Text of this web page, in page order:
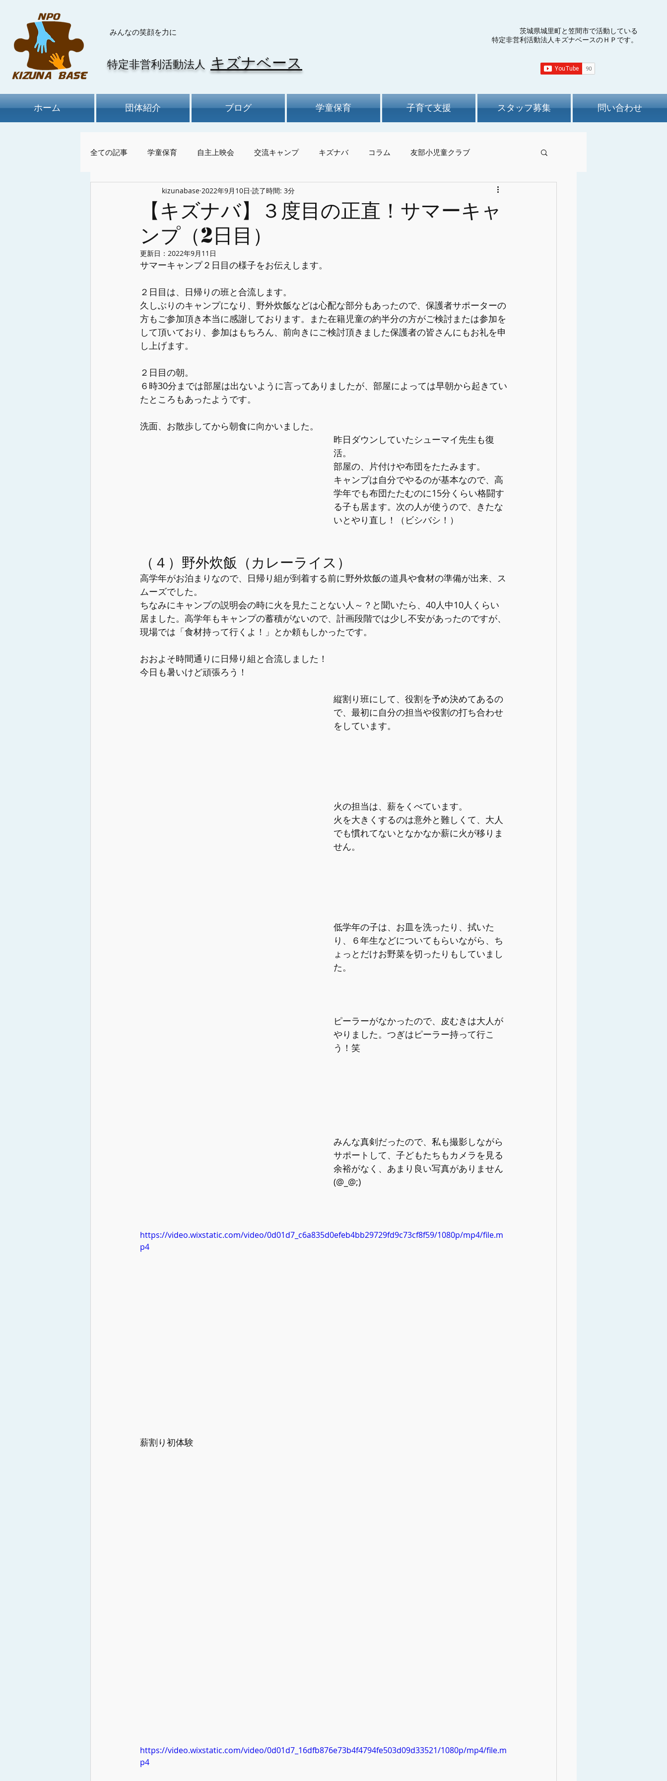
​みんなの笑顔を力に
特定非営利活動法人 キズナベース
茨城県城里町と笠間市で活動している
特定非営利活動法人キズナベースのＨＰです。
ホーム 団体紹介 ブログ 学童保育 子育て支援 スタッフ募集 問い合わせ
全ての記事 学童保育 自主上映会 交流キャンプ キズナバ コラム 友部小児童クラブ
けん玉、お別れ会、卒書式
【キズナバ】３度目の正直！サマーキャ
ンプ（2日目）
kizunabase 2022年9月10日 読了時間: 3分
更新日： 2022年9月11日
サマーキャンプ２日目の様子をお伝えします。
２日目は、日帰りの班と合流します。
久しぶりのキャンプになり、野外炊飯などは心配な部分もあったので、保護者サポーターの
方もご参加頂き本当に感謝しております。また在籍児童の約半分の方がご検討または参加を
して頂いており、参加はもちろん、前向きにご検討頂きました保護者の皆さんにもお礼を申
し上げます。
２日目の朝。
６時30分までは部屋は出ないように言ってありましたが、部屋によっては早朝から起きてい
たところもあったようです。
洗面、お散歩してから朝食に向かいました。
昨日ダウンしていたシューマイ先生も復
活。
部屋の、片付けや布団をたたみます。
キャンプは自分でやるのが基本なので、高
学年でも布団たたむのに15分くらい格闘す
る子も居ます。次の人が使うので、きたな
いとやり直し！（ビシバシ！）
（４）野外炊飯（カレーライス）
高学年がお泊まりなので、日帰り組が到着する前に野外炊飯の道具や食材の準備が出来、ス
ムーズでした。
ちなみにキャンプの説明会の時に火を見たことない人～？と聞いたら、40人中10人くらい
居ました。高学年もキャンプの蓄積がないので、計画段階では少し不安があったのですが、
現場では「食材持って行くよ！」とか頼もしかったです。
おおよそ時間通りに日帰り組と合流しました！
今日も暑いけど頑張ろう！
縦割り班にして、役割を予め決めてあるの
で、最初に自分の担当や役割の打ち合わせ
をしています。
火の担当は、薪をくべています。
火を大きくするのは意外と難しくて、大人
でも慣れてないとなかなか薪に火が移りま
せん。
低学年の子は、お皿を洗ったり、拭いた
り、６年生などについてもらいながら、ち
ょっとだけお野菜を切ったりもしていまし
た。
ピーラーがなかったので、皮むきは大人が
やりました。つぎはピーラー持って行こ
う！笑
みんな真剣だったので、私も撮影しながら
サポートして、子どもたちもカメラを見る
余裕がなく、あまり良い写真がありません
(@_@;)
https://video.wixstatic.com/video/0d01d7_c6a835d0efeb4bb29729fd9c73cf8f59/1080p/mp4/file.m
p4
薪割り初体験
https://video.wixstatic.com/video/0d01d7_16dfb876e73b4f4794fe503d09d33521/1080p/mp4/file.m
p4